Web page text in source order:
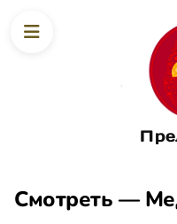
Смотреть —